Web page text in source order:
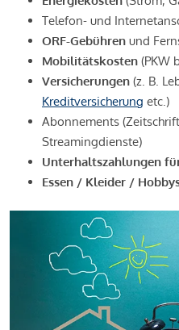
Telefon- und
ORF-Gebühren und
Mobilitätskosten (PKW
Versicherungen (z. B.
Kreditversicherung etc.)
Abonnements
Streamingdienste)
Unterhaltszahlungen
Essen / Kleider /